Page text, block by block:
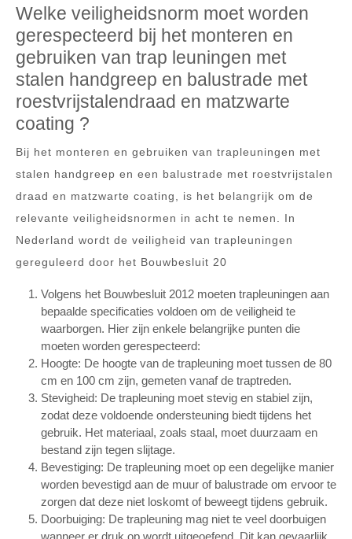
Welke veiligheidsnorm moet worden
gerespecteerd bij het monteren en
gebruiken van trap leuningen met
stalen handgreep en balustrade met
roestvrijstalendraad en matzwarte
coating ?
Bij het monteren en gebruiken van trapleuningen met
stalen handgreep en een balustrade met roestvrijstalen
draad en matzwarte coating, is het belangrijk om de
relevante veiligheidsnormen in acht te nemen. In
Nederland wordt de veiligheid van trapleuningen
gereguleerd door het Bouwbesluit 20
Volgens het Bouwbesluit 2012 moeten trapleuningen aan
bepaalde specificaties voldoen om de veiligheid te
waarborgen. Hier zijn enkele belangrijke punten die
moeten worden gerespecteerd:
Hoogte: De hoogte van de trapleuning moet tussen de 80
cm en 100 cm zijn, gemeten vanaf de traptreden.
Stevigheid: De trapleuning moet stevig en stabiel zijn,
zodat deze voldoende ondersteuning biedt tijdens het
gebruik. Het materiaal, zoals staal, moet duurzaam en
bestand zijn tegen slijtage.
Bevestiging: De trapleuning moet op een degelijke manier
worden bevestigd aan de muur of balustrade om ervoor te
zorgen dat deze niet loskomt of beweegt tijdens gebruik.
Doorbuiging: De trapleuning mag niet te veel doorbuigen
wanneer er druk op wordt uitgeoefend. Dit kan gevaarlijk